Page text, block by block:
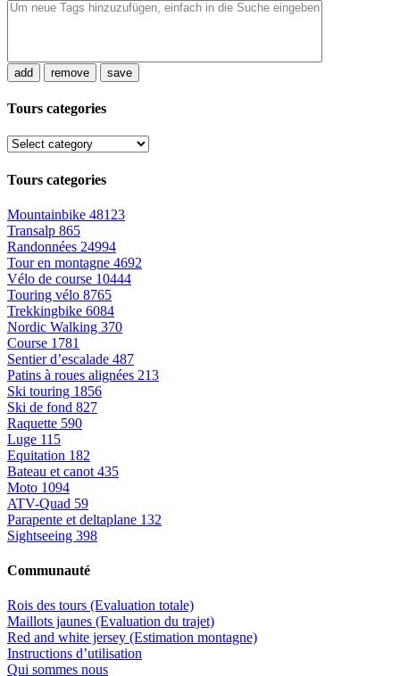
add remove save
Tours categories
Tours categories
Mountainbike 48123
Transalp 865
Randonnées 24994
Tour en montagne 4692
Vélo de course 10444
Touring vélo 8765
Trekkingbike 6084
Nordic Walking 370
Course 1781
Sentier d’escalade 487
Patins à roues alignées 213
Ski touring 1856
Ski de fond 827
Raquette 590
Luge 115
Equitation 182
Bateau et canot 435
Moto 1094
ATV-Quad 59
Parapente et deltaplane 132
Sightseeing 398
Communauté
Rois des tours (Evaluation totale)
Maillots jaunes (Evaluation du trajet)
Red and white jersey (Estimation montagne)
Instructions d’utilisation
Qui sommes nous